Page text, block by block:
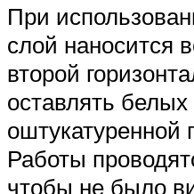
При
слой наносится
второй
оставлять
оштукатуренной
Работы
чтобы не было